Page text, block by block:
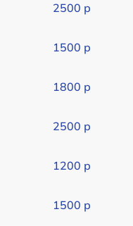
2500 р
1500 р
1800 р
2500 р
1200 р
1500 р